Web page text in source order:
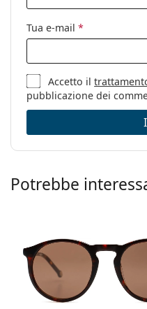
Tua e-mail *
Accetto il
pubblicazione dei
Potrebbe